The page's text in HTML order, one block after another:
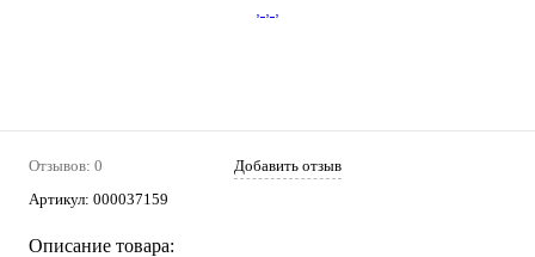
Отзывов: 0
Добавить отзыв
Артикул: 000037159
Описание товара: